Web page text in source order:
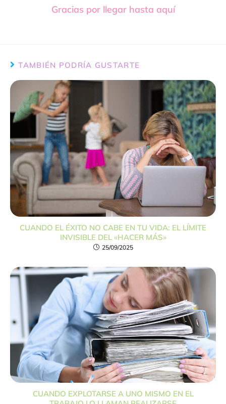
Gracias por llegar hasta aquí
TAMBIÉN PODRÍA GUSTARTE
CUANDO EL ÉXITO NO CABE EN TU VIDA: EL LÍMITE
INVISIBLE DEL «HACER MÁS»
25/09/2025
CUANDO EXPLOTARSE A UNO MISMO EN EL